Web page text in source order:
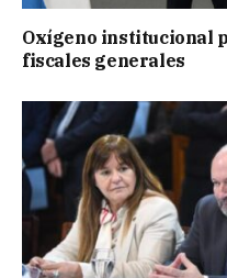
Oxígeno institucional
fiscales generales